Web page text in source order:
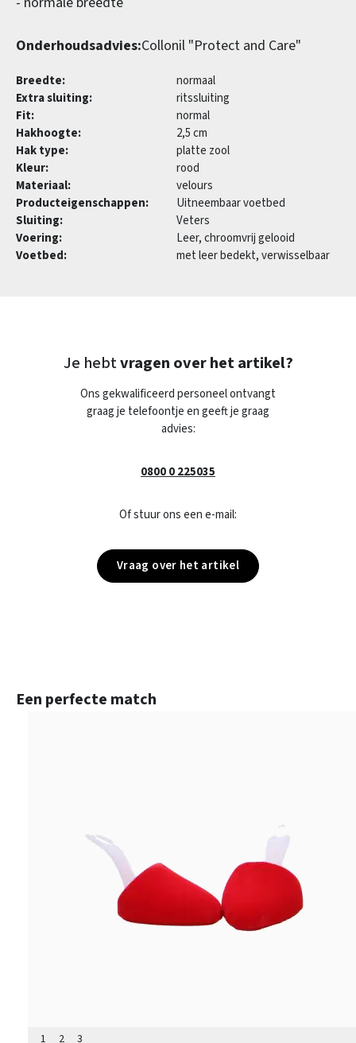
Onderhoudsadvies:Collonil "Protect and Care"
Breedte:
normaal
Extra sluiting:
ritssluiting
Fit:
normal
Hakhoogte:
2,5 cm
Hak type:
platte zool
Kleur:
rood
Materiaal:
velours
Producteigenschappen:
Uitneembaar voetbed
Sluiting:
Veters
Voering:
Leer, chroomvrij gelooid
Voetbed:
met leer bedekt, verwisselbaar
Je hebtvragen over het artikel?
Ons gekwalificeerd personeel ontvangt
graag je telefoontje en geeft je graag
advies:
0800 0 225035
Of stuur ons een e-mail:
Vraag over het artikel
Productgalerij overslaan
Een perfecte match
1 2 3